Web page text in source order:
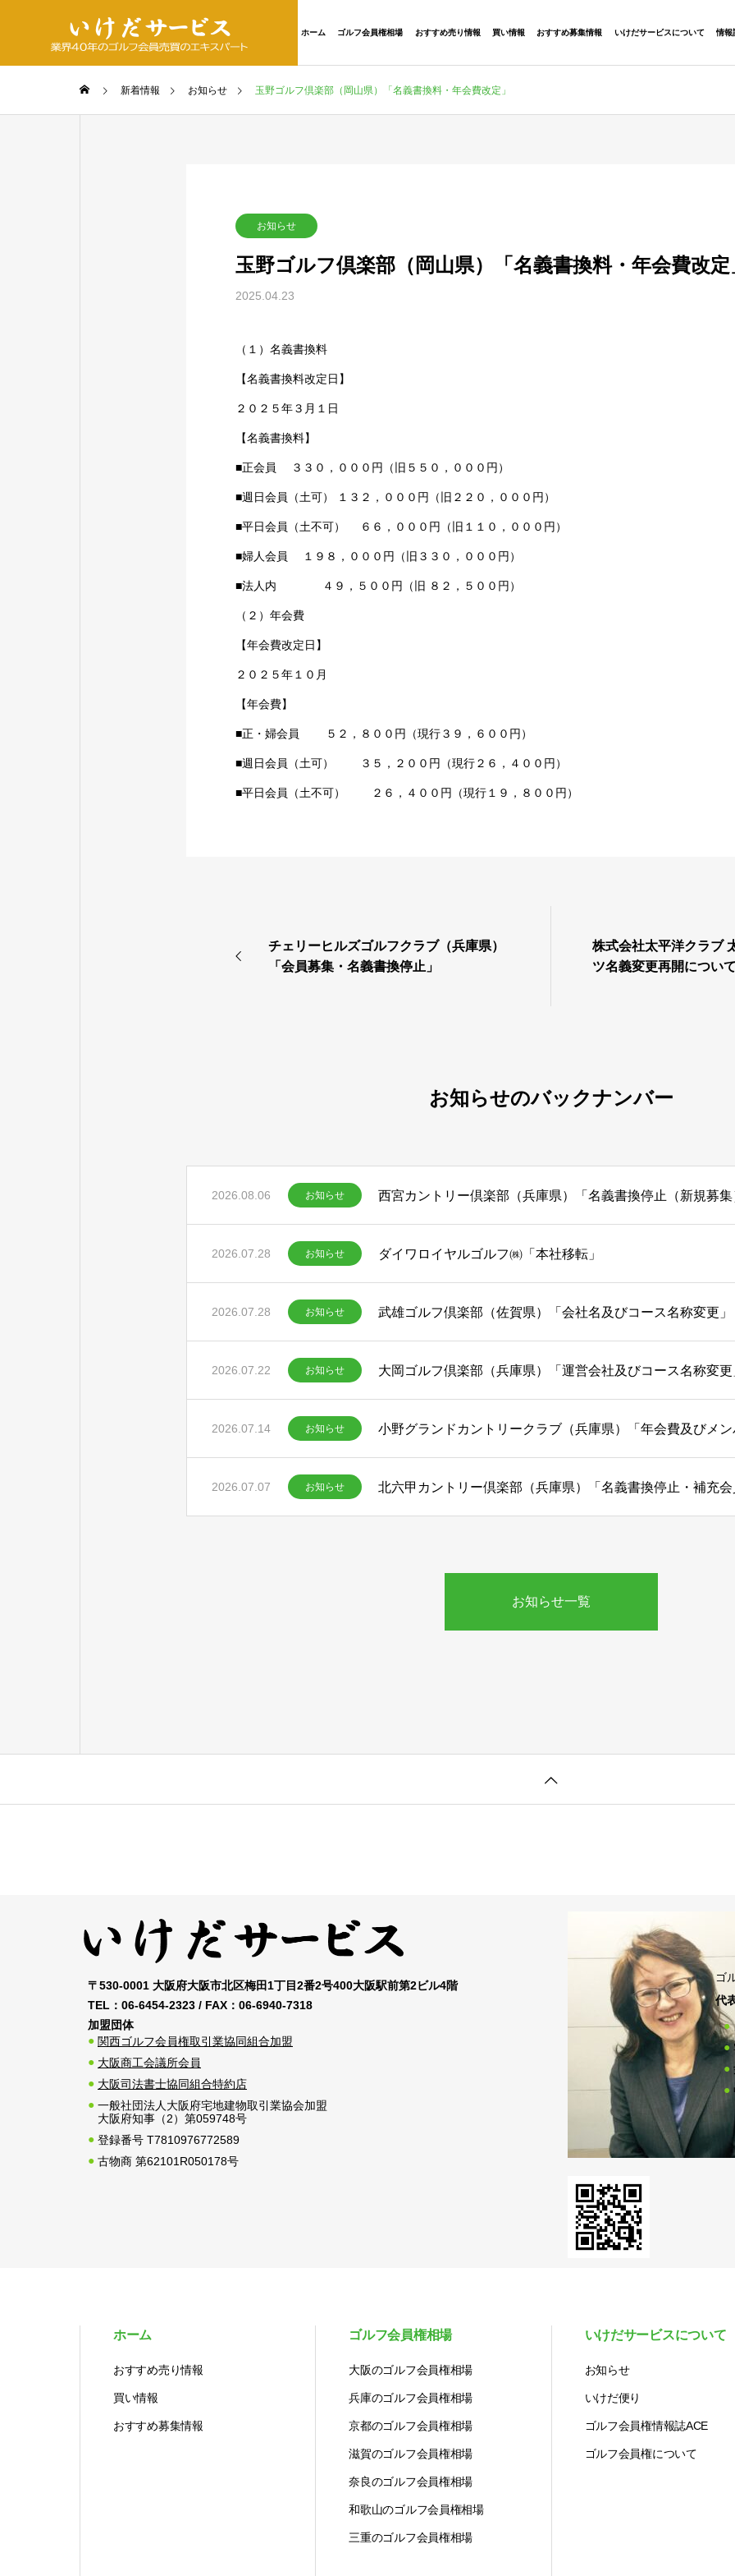
ホーム ゴルフ会員権相場 おすすめ売り情報 買い情報 おすすめ募集情報 いけだサービスについて 情報
新着情報 お知らせ 玉野ゴルフ倶楽部（岡山県）「名義書換料・年会費改定」
お知らせ
玉野ゴルフ倶楽部（岡山県）「名義書換料・年会費改定
2025.04.23
（１）名義書換料
【名義書換料改定日】
２０２５年３月１日
【名義書換料】
■正会員 ３３０，０００円（旧５５０，０００円）
■週日会員（土可） １３２，０００円（旧２２０，０００円）
■平日会員（土不可） ６６，０００円（旧１１０，０００円）
■婦人会員 １９８，０００円（旧３３０，０００円）
■法人内 ４９，５００円（旧 ８２，５００円）
（２）年会費
【年会費改定日】
２０２５年１０月
【年会費】
■正・婦会員 ５２，８００円（現行３９，６００円）
■週日会員（土可） ３５，２００円（現行２６，４００円）
■平日会員（土不可） ２６，４００円（現行１９，８００円）
チェリーヒルズゴルフクラブ（兵庫県）
「会員募集・名義書換停止」
株式会社太平洋クラブ 太平洋アソシエイ
ツ名義変更再開につい
お知らせのバックナンバー
2026.08.06 お知らせ 西宮カントリー倶楽部（兵庫県）「名義書換停止（新規募
2026.07.28 お知らせ ダイワロイヤルゴルフ㈱「本社移転」
2026.07.28 お知らせ 武雄ゴルフ倶楽部（佐賀県）「会社名及びコース名称変更」
2026.07.22 お知らせ 大岡ゴルフ倶楽部（兵庫県）「運営会社及びコース名称変更
2026.07.14 お知らせ
2026.07.07 お知らせ
お知らせ一覧
〒530-0001 大阪府大阪市北区梅田1丁目2番2号400大阪駅前第2ビル4階
TEL： 06-6454-2323 / FAX： 06-6940-7318
加盟団体
関西ゴルフ会員権取引業協同組合加盟
大阪商工会議所会員
大阪司法書士協同組合特約店
一般社団法人大阪府宅地建物取引業協会加盟
大阪府知事（2）第059748号
登録番号 T7810976772589
古物商 第62101R050178号
ゴ
代
ホーム
おすすめ売り情報
買い情報
おすすめ募集情報
ゴルフ会員権相場
大阪のゴルフ会員権相場
兵庫のゴルフ会員権相場
京都のゴルフ会員権相場
滋賀のゴルフ会員権相場
奈良のゴルフ会員権相場
和歌山のゴルフ会員権相場
三重のゴルフ会員権相場
いけだサービスについて
お知らせ
いけだ便り
ゴルフ会員権情報誌ACE
ゴルフ会員権について